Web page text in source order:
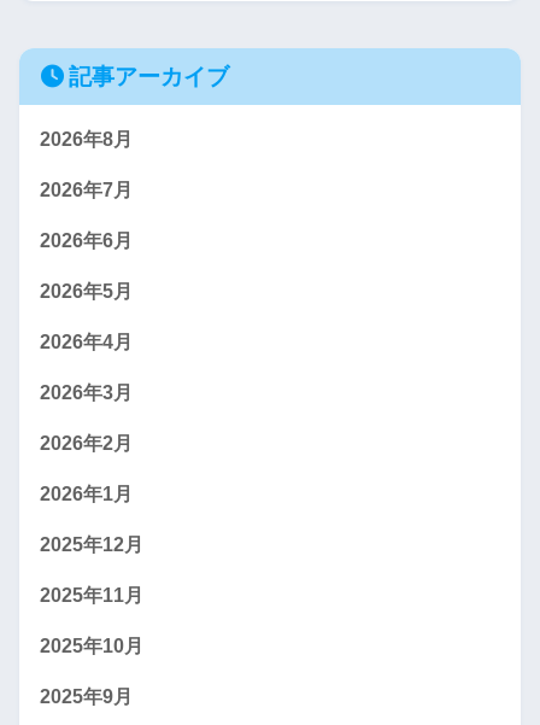
記事アーカイブ
2026年8月
2026年7月
2026年6月
2026年5月
2026年4月
2026年3月
2026年2月
2026年1月
2025年12月
2025年11月
2025年10月
2025年9月